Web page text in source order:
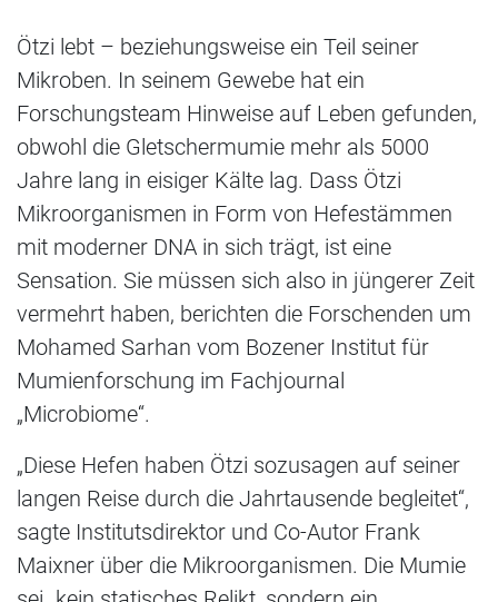
Ötzi lebt – beziehungsweise ein Teil seiner
Mikroben. In seinem Gewebe hat ein
Forschungsteam Hinweise auf Leben gefunden,
obwohl die Gletschermumie mehr als 5000
Jahre lang in eisiger Kälte lag. Dass Ötzi
Mikroorganismen in Form von Hefestämmen
mit moderner DNA in sich trägt, ist eine
Sensation. Sie müssen sich also in jüngerer Zeit
vermehrt haben, berichten die Forschenden um
Mohamed Sarhan vom Bozener Institut für
Mumienforschung im Fachjournal
„Microbiome“.
„Diese Hefen haben Ötzi sozusagen auf seiner
langen Reise durch die Jahrtausende begleitet“,
sagte Institutsdirektor und Co-Autor Frank
Maixner über die Mikroorganismen. Die Mumie